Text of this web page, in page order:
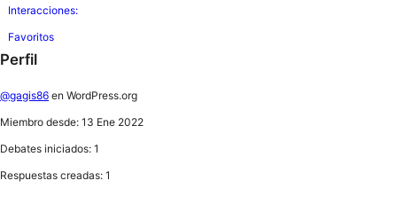
Interacciones:
Favoritos
Perfil
@gagis86 en WordPress.org
Miembro desde: 13 Ene 2022
Debates iniciados: 1
Respuestas creadas: 1